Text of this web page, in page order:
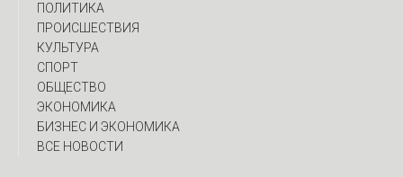
ПОЛИТИКА
ПРОИСШЕСТВИЯ
КУЛЬТУРА
СПОРТ
ОБЩЕСТВО
ЭКОНОМИКА
БИЗНЕС И ЭКОНОМИКА
ВСЕ НОВОСТИ